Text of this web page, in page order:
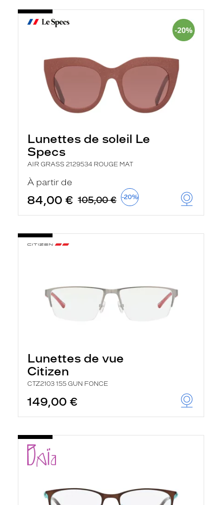
Lunettes de soleil Le
Specs
AIR GRASS 2129534 ROUGE MAT
À partir de
84,00 € 105,00 € -20%
Lunettes de vue
Citizen
CTZ2103 155 GUN FONCE
149,00 €